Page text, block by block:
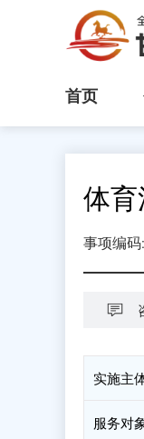
首页
体育
事项编码:
实施主
服务对